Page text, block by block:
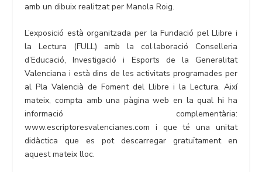
amb un dibuix realitzat per Manola Roig.
L’exposició està organitzada per la Fundació pel Llibre i
la Lectura (FULL) amb la col·laboració Conselleria
d’Educació, Investigació i Esports de la Generalitat
Valenciana i està dins de les activitats programades per
al Pla Valencià de Foment del Llibre i la Lectura. Així
mateix, compta amb una pàgina web en la qual hi ha
informació complementària:
www.escriptoresvalencianes.com i que té una unitat
didàctica que es pot descarregar gratuïtament en
aquest mateix lloc.